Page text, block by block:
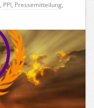
, PPI, Pressemitteilung,